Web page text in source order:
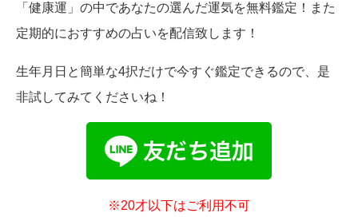
「健康運」の中であなたの選んだ運気を無料鑑定！また
定期的におすすめの占いを配信致します！
生年月日と簡単な4択だけで今すぐ鑑定できるので、是
非試してみてくださいね！
※20才以下はご利用不可